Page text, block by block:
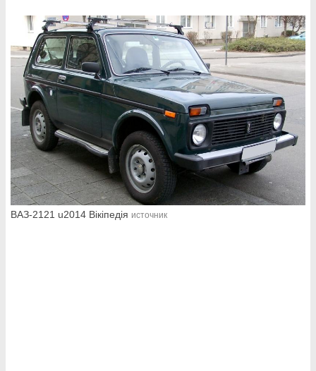
ВАЗ-2121 u2014 Вікіпедія источник